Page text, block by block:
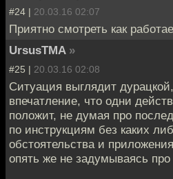
#24 | 20.03.16 02:07
Приятно смотреть как
UrsusTMA »
#25 | 20.03.16 02:08
Ситуация выглядит
впечатление, что одни
положит, не думая про
по инструкциям без каких
обстоятельства и
опять же не задумываясь